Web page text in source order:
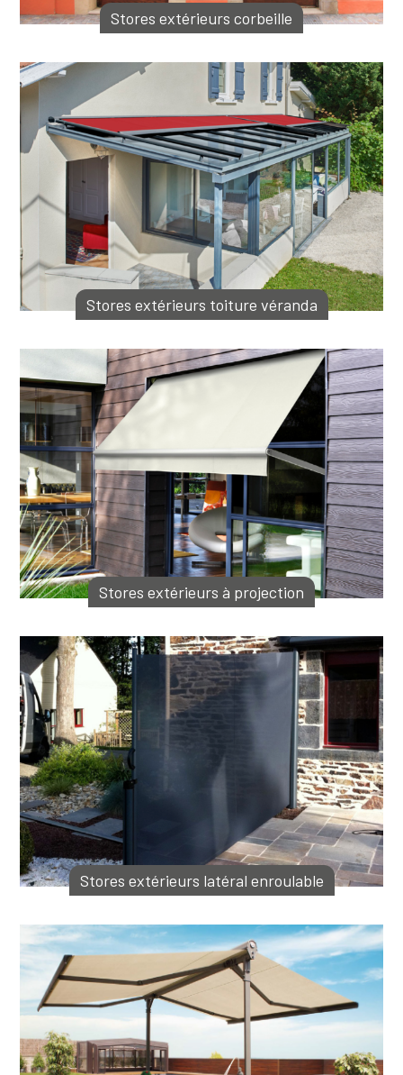
Stores extérieurs corbeille
Stores extérieurs toiture véranda
Stores extérieurs à projection
Stores extérieurs latéral enroulable